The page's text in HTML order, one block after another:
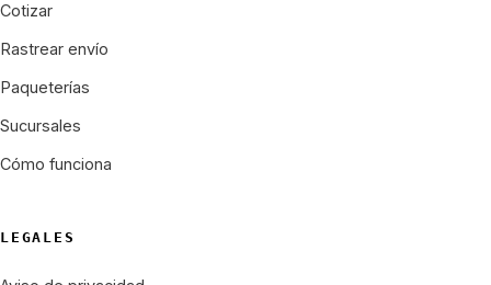
Cotizar
Rastrear envío
Paqueterías
Sucursales
Cómo funciona
LEGALES